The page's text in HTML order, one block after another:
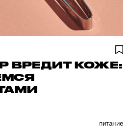
ВРЕДИТ КОЖЕ:
питание